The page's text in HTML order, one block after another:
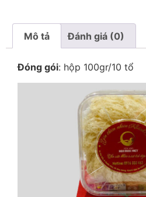
Mô tả Đánh giá (0)
Đóng gói: hộp 100gr/10 tổ